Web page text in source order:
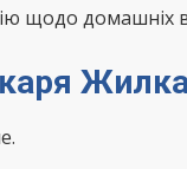
щодо домашніх